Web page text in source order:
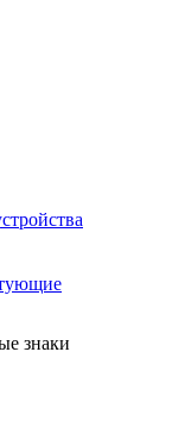
знаки